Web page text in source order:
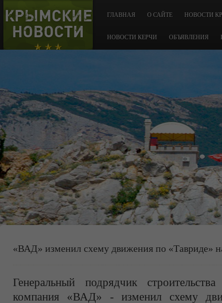
КРЫМСКИЕ
НОВОСТИ
ГЛАВНАЯ О САЙТЕ НОВОСТИ
НОВОСТИ КЕРЧИ ОБЪЯВЛЕНИЯ
«ВАД» изменил схему движения по «Тавриде»
Генеральный подрядчик
компания «ВАД» - изменил схему